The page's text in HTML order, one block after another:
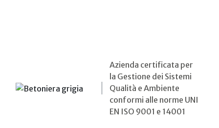
Azienda certificata per
la Gestione dei Sistemi
Qualità e Ambiente
conformi alle norme UNI
EN ISO 9001 e 14001